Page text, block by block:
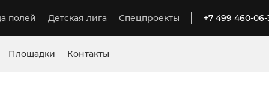
полей Детская лига Спецпроекты +7 499 460-06-
Площадки Контакты